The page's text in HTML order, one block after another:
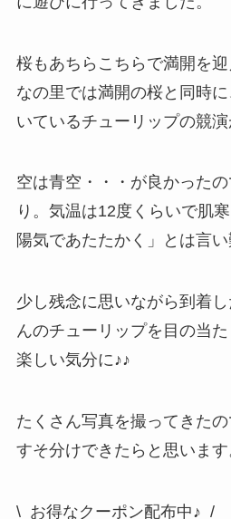
桜もあちらこちらで満開を
なの里では満開の桜と同時
いているチューリップの競演
空は青空・・・が良かった
り。気温は12度くらいで肌
陽気であたたかく」とは言い
少し残念に思いながら到着
んのチューリップを目の当
楽しい気分に♪♪
たくさん写真を撮ってきた
すそ分けできたらと思います
\ お得なクーポン配布中♪ /